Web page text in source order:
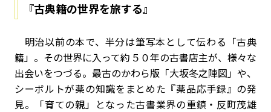
『古典籍の世界を旅する』
明治以前の本で、半分は筆写本として伝わる「古典
籍」。その世界に入って約５０年の古書店主が、様々な
出会いをつづる。最古のかわら版「大坂冬之陣図」や、
シーボルトが薬の知識をまとめた『薬品応手録』の発
見。「育ての親」となった古書業界の重鎮・反町茂雄